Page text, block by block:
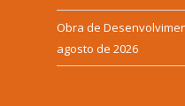
Obra de
agosto de 2026